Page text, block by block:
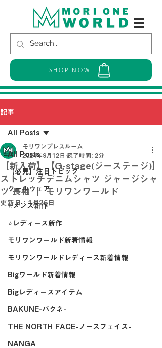
SHOP NOW
記事
All Posts
【必見】注目トピック
クールウェア
⭐メンズ新作
⭐レディース新作
モリワンワールド新着情報
モリワンワールドレディース新着情報
Bigワールド新着情報
Bigレディースアイテム
BAKUNE-バクネ-
THE NORTH FACE-ノースフェイス-
NANGA
All Posts
【新入荷】【G-stage(ジーステージ)】
ストレッチデニムシャツ ジャージシャ
ツ 長袖 ｜ モリワンワールド
モリワンプレスルーム
2024年9月12日 読了時間: 2分
更新日： 1月26日